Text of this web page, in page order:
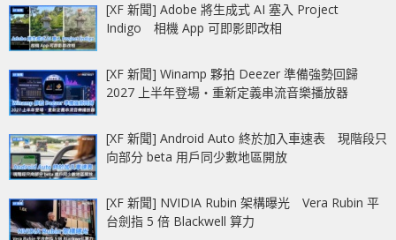
[XF 新聞] Adobe 將生成式 AI 塞入 Project
Indigo 相機 App 可即影即改相
[XF 新聞] Winamp 夥拍 Deezer 準備強勢回歸
2027 上半年登場‧重新定義串流音樂播放器
[XF 新聞] Android Auto 終於加入車速表 現階段只
向部分 beta 用戶同少數地區開放
[XF 新聞] NVIDIA Rubin 架構曝光 Vera Rubin 平
台劍指 5 倍 Blackwell 算力